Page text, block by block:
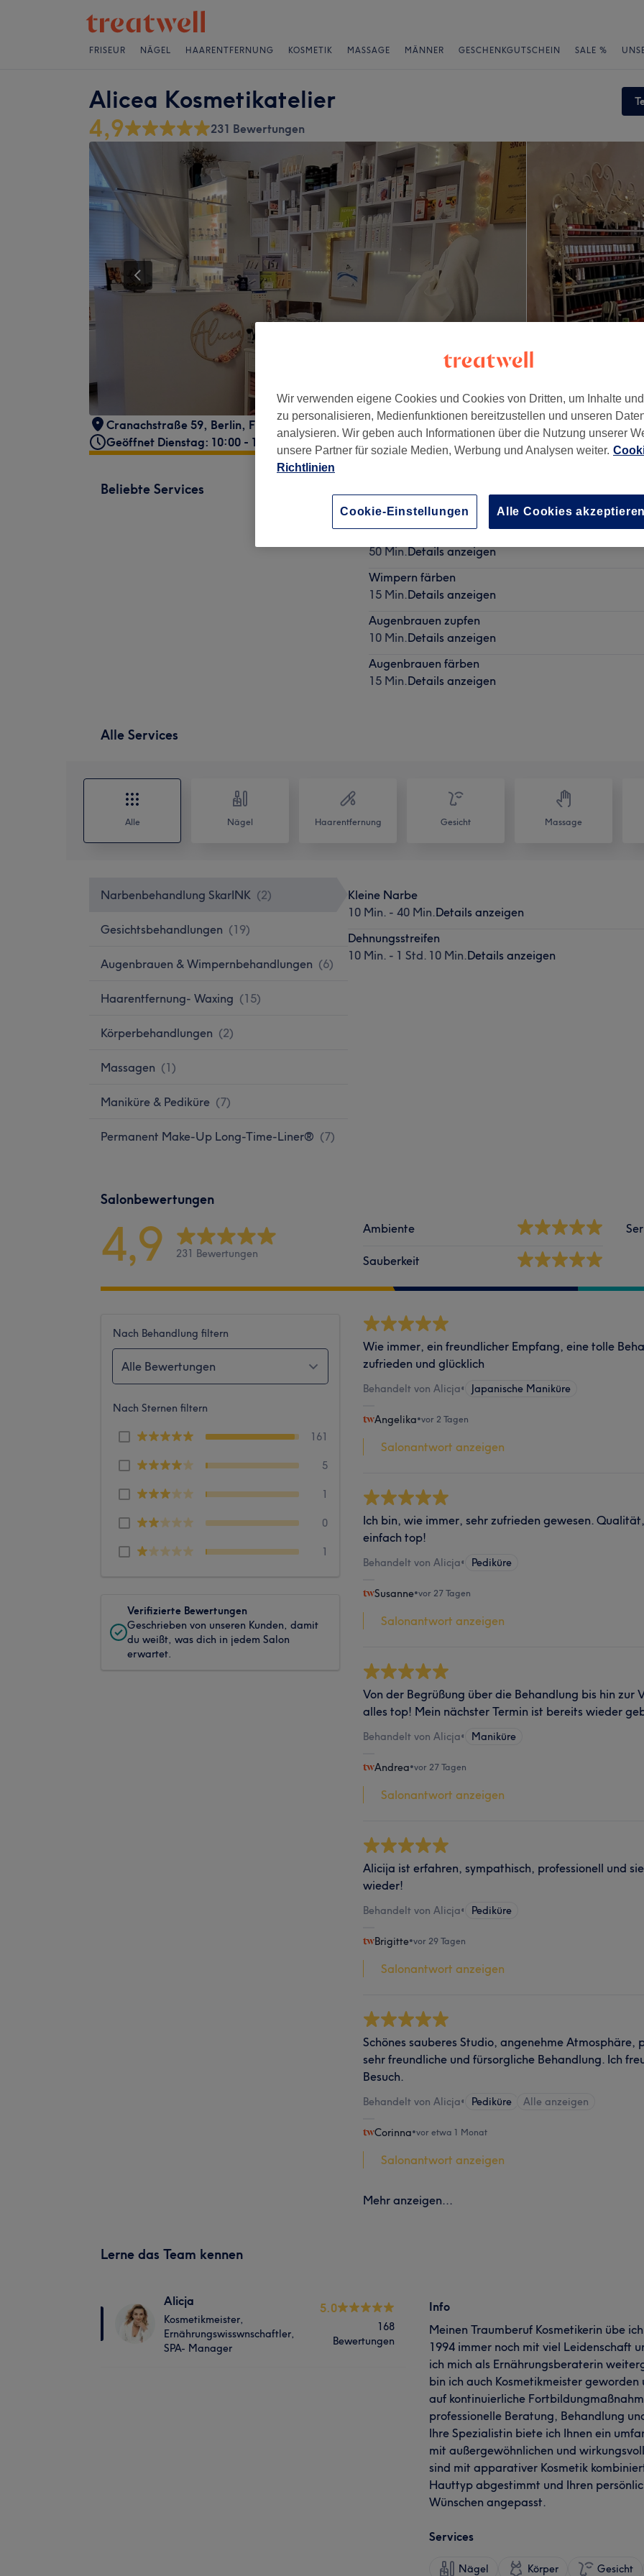
FRISEUR NÄGEL HAARENTFERNUNG KOSMETIK MASSAGE MÄNNER GESCHENKGUTSCHEIN SALE %
Alicea Kosmetikatelier
4,9 231 Bewertungen
Cranachstraße 59, Berlin, Friedenau, 12157
Geöffnet Dienstag: 10:00 - 18:00
Beliebte Services
40 Min.Details anzeigen
Fußpflege
50 Min.Details anzeigen
Wimpern färben
15 Min.Details anzeigen
Augenbrauen zupfen
10 Min.Details anzeigen
Augenbrauen färben
15 Min.Details anzeigen
Alle Services
Alle Nägel Haarentfernung Gesicht Massage
Narbenbehandlung SkarINK (2)
Gesichtsbehandlungen (19)
Augenbrauen & Wimpernbehandlungen (6)
Haarentfernung- Waxing (15)
Körperbehandlungen (2)
Massagen (1)
Maniküre & Pediküre (7)
Permanent Make-Up Long-Time-Liner® (7)
Kleine Narbe
10 Min. - 40 Min.Details anzeigen
Dehnungsstreifen
10 Min. - 1 Std. 10 Min.Details anzeigen
Salonbewertungen
4,9 231 Bewertungen
Ambiente
Sauberkeit
Nach Behandlung filtern
Alle Bewertungen
Nach Sternen filtern
161
5
1
0
1
Verifizierte Bewertungen
Geschrieben von unseren Kunden, damit
du weißt, was dich in jedem Salon
erwartet.
Wie immer, ein freundlicher Empfang, eine tolle
zufrieden und glücklich
Behandelt von Alicja• Japanische Maniküre
Angelika•vor 2 Tagen
Salonantwort anzeigen
Ich bin, wie immer, sehr zufrieden gewesen.
einfach top!
Behandelt von Alicja• Pediküre
Susanne•vor 27 Tagen
Salonantwort anzeigen
Von der Begrüßung über die Behandlung bis hin zur
alles top! Mein nächster Termin ist bereits wieder
Behandelt von Alicja• Maniküre
Andrea•vor 27 Tagen
Salonantwort anzeigen
Alicija ist erfahren, sympathisch, professionell und
wieder!
Behandelt von Alicja• Pediküre
Brigitte•vor 29 Tagen
Salonantwort anzeigen
Schönes sauberes Studio, angenehme Atmosphäre,
sehr freundliche und fürsorgliche Behandlung. Ich
Besuch.
Behandelt von Alicja• Pediküre Alle anzeigen
Corinna•vor etwa 1 Monat
Salonantwort anzeigen
Mehr anzeigen...
Lerne das Team kennen
Alicja
Kosmetikmeister,
Ernährungswisswnschaftler,
SPA- Manager
5.0
168
Bewertungen
Info
Meinen Traumberuf Kosmetikerin übe
1994 immer noch mit viel Leidenschaft
ich mich als Ernährungsberaterin
bin ich auch Kosmetikmeister
auf kontinuierliche
professionelle Beratung, Behandlung
Ihre Spezialistin biete ich Ihnen ein
mit außergewöhnlichen und
sind mit apparativer Kosmetik
Hauttyp abgestimmt und Ihren
Wünschen angepasst.
Services
Nägel Körper Gesicht
Wir verwenden eigene Cookies und Cookies von Dritten, um Inhalte
zu personalisieren, Medienfunktionen bereitzustellen und unseren
analysieren. Wir geben auch Informationen über die Nutzung unserer
unsere Partner für soziale Medien, Werbung und Analysen weiter.
Richtlinien
Cookie-Einstellungen Alle Cookies